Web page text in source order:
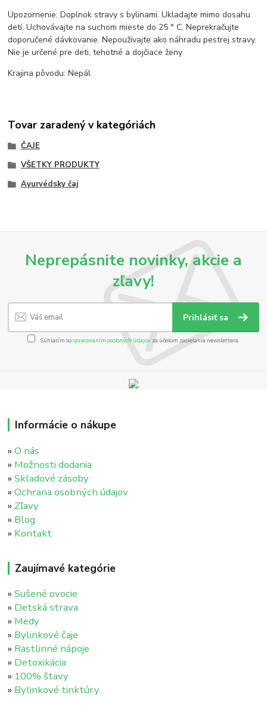
Upozornenie: Doplnok stravy s bylinami. Ukladajte mimo dosahu
detí. Uchovávajte na suchom mieste do 25 ° C. Neprekračujte
doporučené dávkovanie. Nepoužívajte ako náhradu pestrej stravy.
Nie je určené pre deti, tehotné a dojčiace ženy.
Krajina pôvodu: Nepál
Tovar zaradený v kategóriách
ČAJE
VŠETKY PRODUKTY
Ayurvédsky čaj
Neprepásnite novinky, akcie a
zľavy!
Prihlásiť sa
Súhlasím sospracovaním osobných údajov za účelom zasielania newslettera.
Informácie o nákupe
»O nás
» Možnosti dodania
»Skladové zásoby
»Ochrana osobných údajov
» Zľavy
» Blog
» Kontakt
Zaujímavé kategórie
»Sušené ovocie
» Detská strava
» Medy
» Bylinkové čaje
» Rastlinné nápoje
» Detoxikácia
» 100% štavy
» Bylinkové tinktúry